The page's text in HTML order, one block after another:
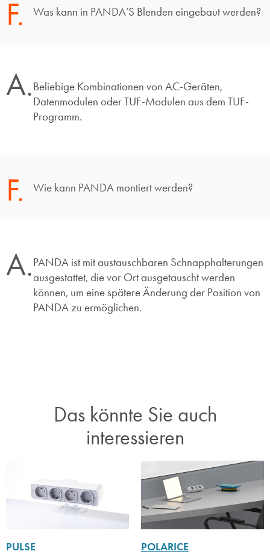
F. Was kann in PANDA’S Blenden eingebaut werden?
A.Beliebige Kombinationen von AC-Geräten,
Datenmodulen oder TUF-Modulen aus dem TUF-
Programm.
F. Wie kann PANDA montiert werden?
A.PANDA ist mit austauschbaren Schnapphalterungen
ausgestattet, die vor Ort ausgetauscht werden
können, um eine spätere Änderung der Position von
PANDA zu ermöglichen.
Das könnte Sie auch
interessieren​
PULSE POLARICE